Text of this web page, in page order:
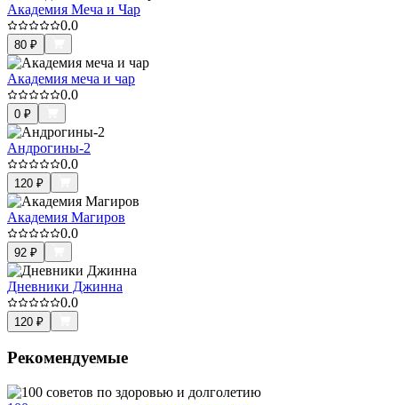
Академия Меча и Чар
0.0
80 ₽
Академия меча и чар
0.0
0 ₽
Андрогины-2
0.0
120 ₽
Академия Магиров
0.0
92 ₽
Дневники Джинна
0.0
120 ₽
Рекомендуемые